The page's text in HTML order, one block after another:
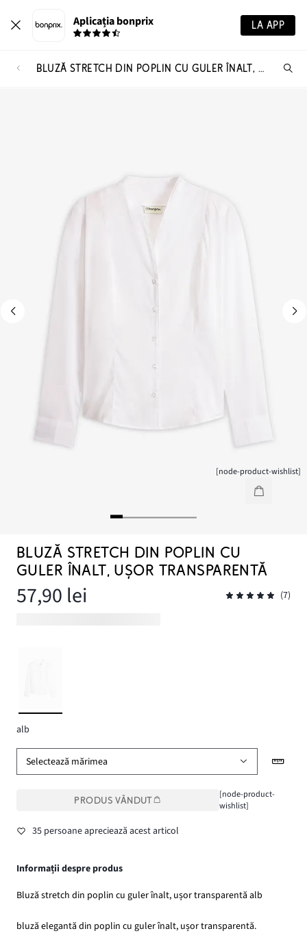
Aplicația bonprix LA APP
BLUZĂ STRETCH DIN POPLIN CU GULER ÎNALT, UȘOR TRANSPARENTĂ
[node-product-wishlist]
BLUZĂ STRETCH DIN POPLIN CU
GULER ÎNALT, UȘOR TRANSPARENTĂ
57,90 lei (7)
alb
Selectează mărimea
PRODUS VÂNDUT
[node-product-
wishlist]
35 persoane apreciează acest articol
Informații despre produs
Bluză stretch din poplin cu guler înalt, ușor transparentă alb
bluză elegantă din poplin cu guler înalt, ușor transparentă.